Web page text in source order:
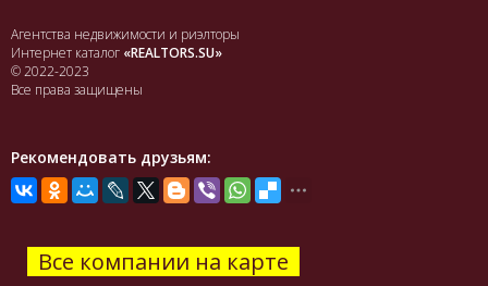
Агентства недвижимости и риэлторы
Интернет каталог «REALTORS.SU»
© 2022-2023
Все права защищены
Рекомендовать друзьям:
Все компании на карте